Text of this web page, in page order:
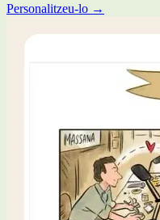
Personalitzeu-lo →